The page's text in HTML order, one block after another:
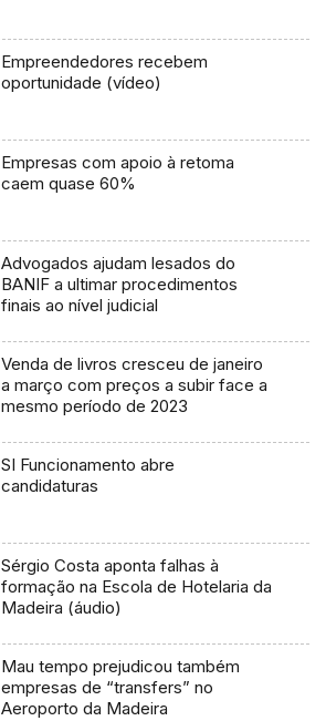
Empreendedores recebem
oportunidade (vídeo)
Empresas com apoio à retoma
caem quase 60%
Advogados ajudam lesados do
BANIF a ultimar procedimentos
finais ao nível judicial
Venda de livros cresceu de janeiro
a março com preços a subir face a
mesmo período de 2023
SI Funcionamento abre
candidaturas
Sérgio Costa aponta falhas à
formação na Escola de Hotelaria da
Madeira (áudio)
Mau tempo prejudicou também
empresas de “transfers” no
Aeroporto da Madeira